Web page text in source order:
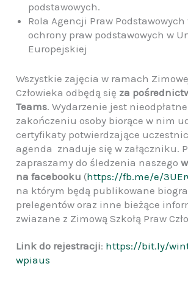
podstawowych.
Rola Agencji Praw Podstawowych
ochrony praw podstawowych w
Europejskiej
Wszystkie zajęcia w ramach
Człowieka odbędą się za
Teams. Wydarzenie jest
zakończeniu osoby biorące w nim
certyfikaty potwierdzające
agenda znaduje się w załączniku.
zapraszamy do śledzenia naszego
na facebooku (https://fb.me/e/
na którym będą publikowane
prelegentów oraz inne bieżące
zwiazane z Zimową Szkołą Praw
Link do rejestracji: https://bit.ly/
wpiaus